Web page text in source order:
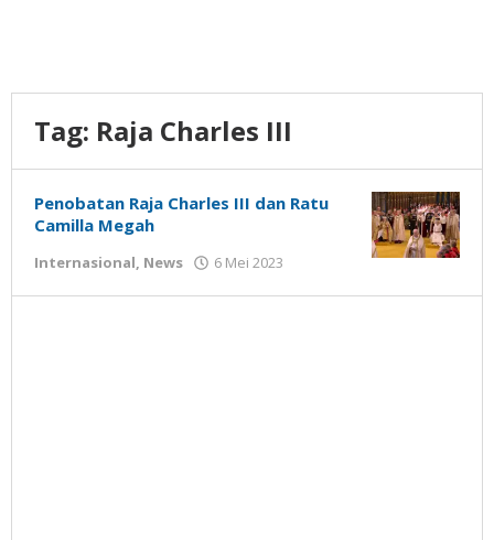
Tag: Raja Charles III
Penobatan Raja Charles III dan Ratu
Camilla Megah
Internasional, News 6 Mei 2023
Susanto